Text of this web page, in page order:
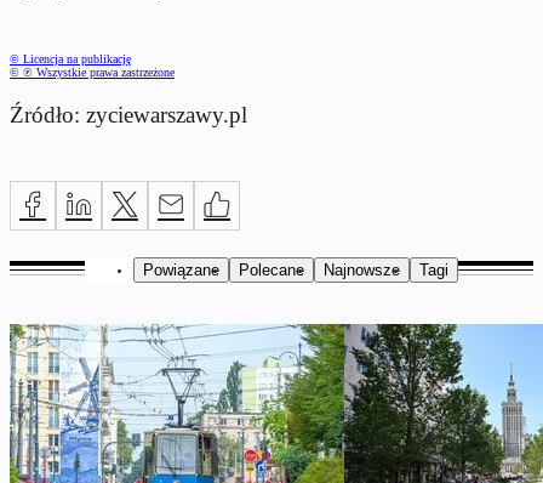
© Licencja na publikację
© ℗ Wszystkie prawa zastrzeżone
Źródło: zyciewarszawy.pl
Powiązane Polecane Najnowsze Tagi